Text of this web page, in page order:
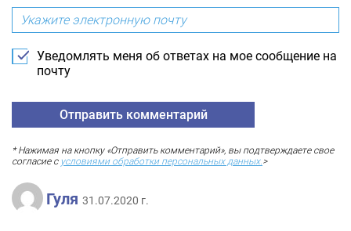
Уведомлять меня об ответах на мое сообщение на
почту
* Нажимая на кнопку «Отправить комментарий», вы подтверждаете свое
согласие с условиями обработки персональных данных.>
Гуля 31.07.2020 г.